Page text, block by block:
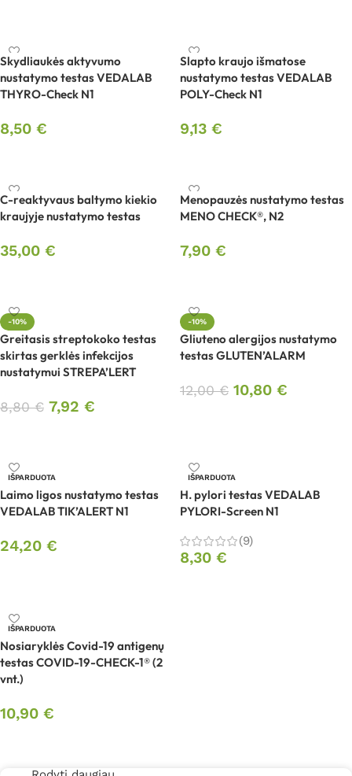
Skydliaukės aktyvumo
nustatymo testas VEDALAB
THYRO-Check N1
8,50 €
Slapto kraujo išmatose
nustatymo testas VEDALAB
POLY-Check N1
9,13 €
C-reaktyvaus baltymo kiekio
kraujyje nustatymo testas
35,00 €
Menopauzės nustatymo testas
MENO CHECK®, N2
7,90 €
-10%
Greitasis streptokoko testas
skirtas gerklės infekcijos
nustatymui STREPA’LERT
8,80€ 7,92 €
-10%
Gliuteno alergijos nustatymo
testas GLUTEN’ALARM
12,00€ 10,80 €
IŠPARDUOTA
Laimo ligos nustatymo testas
VEDALAB TIK’ALERT N1
24,20 €
IŠPARDUOTA
H. pylori testas VEDALAB
PYLORI-Screen N1
(9)
8,30 €
IŠPARDUOTA
Nosiaryklės Covid-19 antigenų
testas COVID-19-CHECK-1® (2
vnt.)
10,90 €